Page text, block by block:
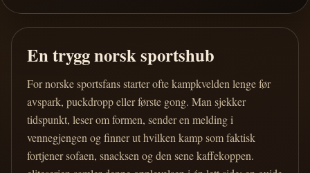
En trygg norsk sportshub
For norske sportsfans starter ofte kampkvelden lenge før
avspark, puckdropp eller første gong. Man sjekker
tidspunkt, leser om formen, sender en melding i
vennegjengen og finner ut hvilken kamp som faktisk
fortjener sofaen, snacksen og den sene kaffekoppen.